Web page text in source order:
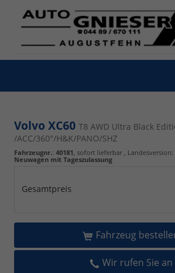
Volvo XC60 T8 AWD Ultra Black
/ACC/360°/H&K/PANO/SHZ
Fahrzeugnr.: 40181, sofort lieferbar ,
Neuwagen mit Tageszulassung
Gesamtpreis
Fahrzeug
Wir rufen Sie an